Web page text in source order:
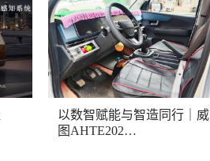
以数智赋能与智造同行｜威
图AHTE202…